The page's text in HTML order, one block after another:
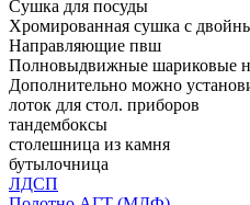
Сушка для посуды
Хромированная сушка с
Направляющие пвш
Полновыдвижные шариковые
Дополнительно можно
лоток для стол. приборов
тандембоксы
столешница из камня
бутылочница
ЛДСП